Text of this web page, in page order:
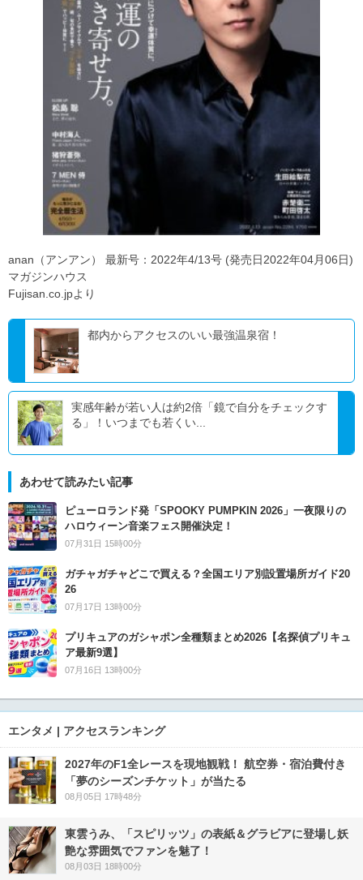
anan（アンアン） 最新号：2022年4/13号 (発売日2022年04月06日)
マガジンハウス
Fujisan.co.jpより
都内からアクセスのいい最強温泉宿！
実感年齢が若い人は約2倍「鏡で自分をチェックす
る」！いつまでも若くい...
あわせて読みたい記事
ピューロランド発「SPOOKY PUMPKIN 2026」一夜限りの
ハロウィーン音楽フェス開催決定！
07月31日 15時00分
ガチャガチャどこで買える？全国エリア別設置場所ガイド20
26
07月17日 13時00分
プリキュアのガシャポン全種類まとめ2026【名探偵プリキュ
ア最新9選】
07月16日 13時00分
エンタメ | アクセスランキング
2027年のF1全レースを現地観戦！ 航空券・宿泊費付き
「夢のシーズンチケット」が当たる
08月05日 17時48分
東雲うみ、「スピリッツ」の表紙＆グラビアに登場し妖
艶な雰囲気でファンを魅了！
08月03日 18時00分